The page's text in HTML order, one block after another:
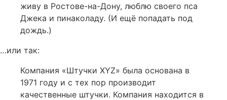
живу в Ростове-на-Дону, люблю своего пса
Джека и пинаколаду. (И ещё попадать под
дождь.)
…или так:
Компания «Штучки XYZ» была основана в
1971 году и с тех пор производит
качественные штучки. Компания находится в